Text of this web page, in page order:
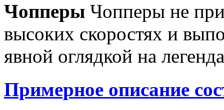
Чопперы Чопперы не
высоких скоростях и
явной оглядкой на
Примерное описание